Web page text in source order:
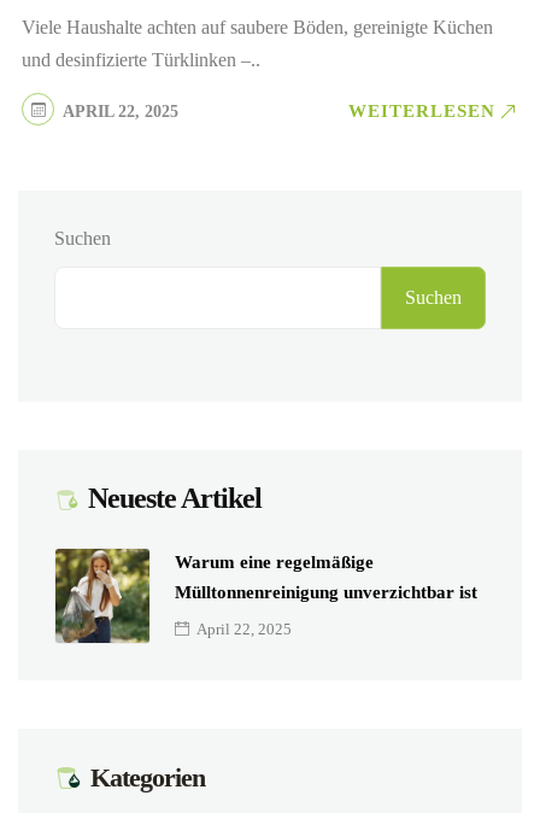
Viele Haushalte achten auf saubere Böden, gereinigte Küchen
und desinfizierte Türklinken –..
APRIL 22, 2025 WEITERLESEN
Suchen
Suchen
Neueste Artikel
Warum eine regelmäßige
Mülltonnenreinigung unverzichtbar ist
April 22, 2025
Kategorien